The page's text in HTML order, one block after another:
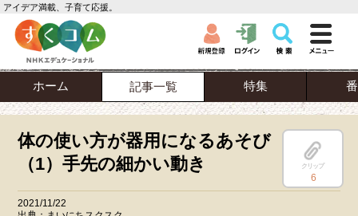
アイデア満載、子育て応援。
ホーム 記事一覧 特集
体の使い方が器用になるあそび
（1）手先の細かい動き
クリップ
6
2021/11/22